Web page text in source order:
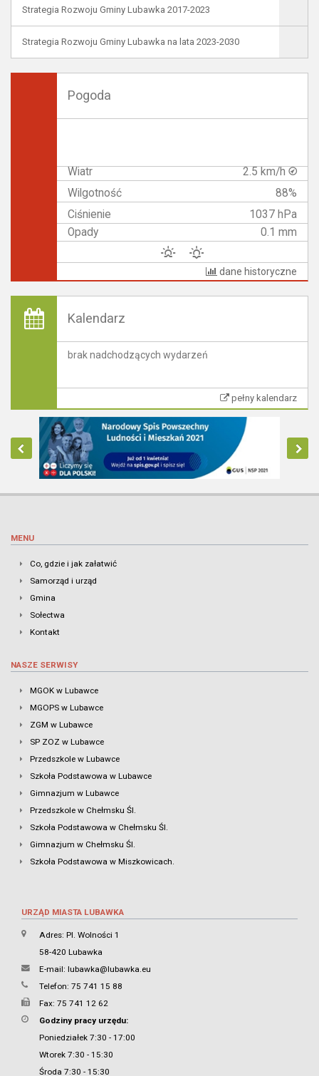
Strategia Rozwoju Gminy Lubawka 2017-2023
Strategia Rozwoju Gminy Lubawka na lata 2023-2030
Pogoda
Wiatr
2.5 km/h
Wilgotność
88%
Ciśnienie
1037 hPa
Opady
0.1 mm
dane historyczne
Kalendarz
brak nadchodzących wydarzeń
pełny kalendarz
MENU
Co, gdzie i jak załatwić
Samorząd i urząd
Gmina
Sołectwa
Kontakt
NASZE SERWISY
MGOK w Lubawce
MGOPS w Lubawce
ZGM w Lubawce
SP ZOZ w Lubawce
Przedszkole w Lubawce
Szkoła Podstawowa w Lubawce
Gimnazjum w Lubawce
Przedszkole w Chełmsku Śl.
Szkoła Podstawowa w Chełmsku Śl.
Gimnazjum w Chełmsku Śl.
Szkoła Podstawowa w Miszkowicach.
URZĄD MIASTA LUBAWKA
Adres: Pl. Wolności 1
58-420 Lubawka
E-mail: lubawka@lubawka.eu
Telefon: 75 741 15 88
Fax: 75 741 12 62
Godziny pracy urzędu:
Poniedziałek 7:30 - 17:00
Wtorek 7:30 - 15:30
Środa 7:30 - 15:30